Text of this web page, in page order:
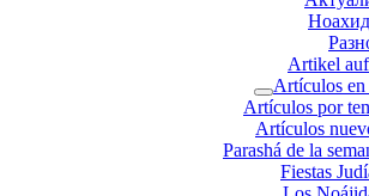
Artikel
Artículos en
Artículos por
Artículos
Parashá de la
Fiestas